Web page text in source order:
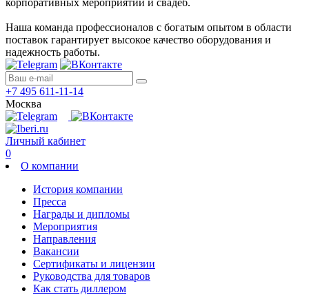
Наша команда профессионалов с богатым опытом в области
поставок гарантирует высокое качество оборудования и
надежность работы.
+7 495 611-11-14
Москва
Личный кабинет
0
О компании
История компании
Пресса
Награды и дипломы
Мероприятия
Направления
Вакансии
Сертификаты и лицензии
Руководства для товаров
Как стать диллером